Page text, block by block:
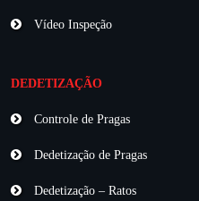
Vídeo Inspeção
DEDETIZAÇÃO
Controle de Pragas
Dedetização de Pragas
Dedetização – Ratos